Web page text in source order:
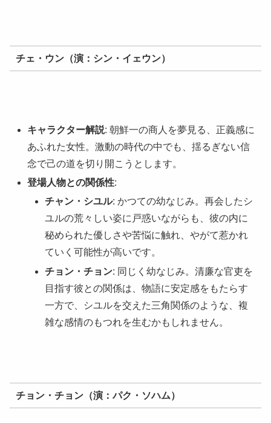
チェ・ウン（演：シン・イェウン）
キャラクター解説: 朝鮮一の商人を夢見る、正義感に
あふれた女性。激動の時代の中でも、揺るぎない信
念で己の道を切り開こうとします。
登場人物との関係性:
チャン・シユル: かつての幼なじみ。再会したシ
ユルの荒々しい姿に戸惑いながらも、彼の内に
秘められた優しさや苦悩に触れ、やがて惹かれ
ていく可能性が高いです。
チョン・チョン: 同じく幼なじみ。清廉な官吏を
目指す彼との関係は、物語に安定感をもたらす
一方で、シユルを交えた三角関係のような、複
雑な感情のもつれを生むかもしれません。
チョン・チョン（演：パク・ソハム）